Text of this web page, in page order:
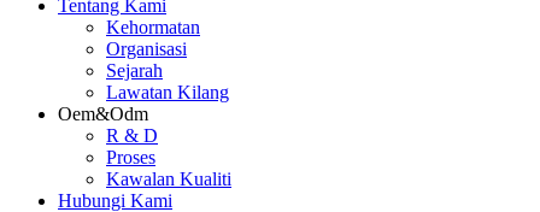
Tentang Kami
Kehormatan
Organisasi
Sejarah
Lawatan Kilang
Oem&Odm
R & D
Proses
Kawalan Kualiti
Hubungi Kami